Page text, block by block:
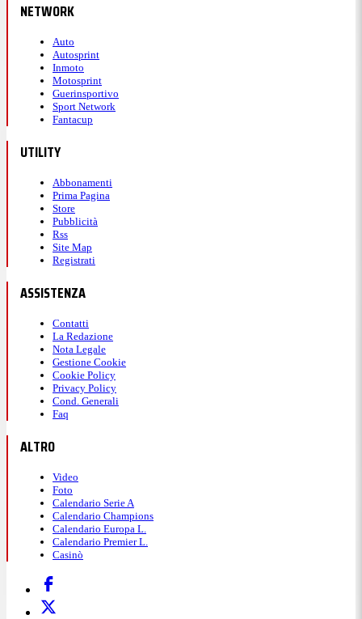
NETWORK
Auto
Autosprint
Inmoto
Motosprint
Guerinsportivo
Sport Network
Fantacup
UTILITY
Abbonamenti
Prima Pagina
Store
Pubblicità
Rss
Site Map
Registrati
ASSISTENZA
Contatti
La Redazione
Nota Legale
Gestione Cookie
Cookie Policy
Privacy Policy
Cond. Generali
Faq
ALTRO
Video
Foto
Calendario Serie A
Calendario Champions
Calendario Europa L.
Calendario Premier L.
Casinò